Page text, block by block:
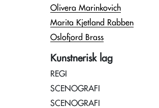
Olivera Marinkovich
Marita Kjetland Rabben
Oslofjord Brass
Kunstnerisk lag
REGI
SCENOGRAFI
SCENOGRAFI